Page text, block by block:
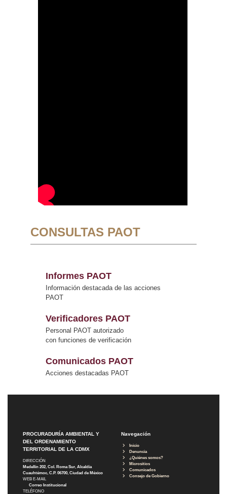
CONSULTAS PAOT
Informes PAOT
Información destacada de las acciones
PAOT
Verificadores PAOT
Personal PAOT autorizado
con funciones de verificación
Comunicados PAOT
Acciones destacadas PAOT
PROCURADURÍA AMBIENTAL Y
DEL ORDENAMIENTO
TERRITORIAL DE LA CDMX
DIRECCIÓN
Medellín 202, Col. Roma Sur, Alcaldía
Cuauhtémoc, C.P. 06700, Ciudad de México
WEB E-MAIL
Correo Institucional
TELÉFONO
Navegación
Inicio
Denuncia
¿Quiénes somos?
Micrositios
Comunicados
Consejo de Gobierno